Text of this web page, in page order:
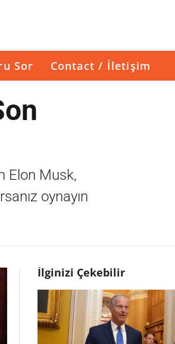
Sor Contact / İletişim
Elon Musk,
oynayın
İlginizi Çekebilir